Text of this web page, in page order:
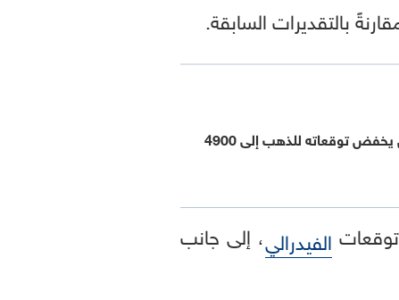
غولدمان ساكس يخفض توقعاته للذهب إلى 4900
الفيدرالي، إلى جانب